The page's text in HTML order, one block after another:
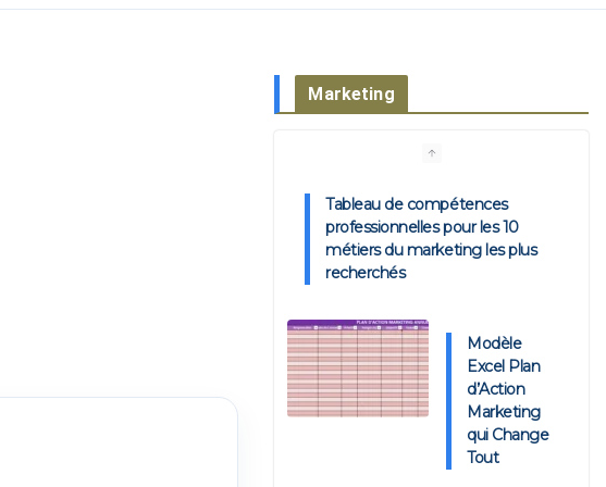
Marketing
Tableau de compétences
professionnelles pour les 10
métiers du marketing les plus
recherchés
Modèle
Excel Plan
d’Action
Marketing
qui Change
Tout